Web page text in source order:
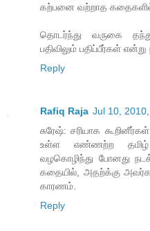
கற்பனை வற்றாத
தொடர்ந்து வருகை
பதிவிலும் பதிப்பீர்கள் என்று
Reply
Rafiq Raja Jul 10,
சுரேஷ்: சரியாக
உள்ள எண்ணற்ற தமிழ்
வழகொழிந்து போனது
கதையில், அதற்க்கு
காரணம்.
Reply